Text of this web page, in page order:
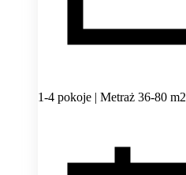
1-4 pokoje | Metraż 36-80 m2